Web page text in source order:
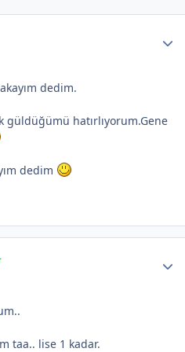
dedim.
güldüğümü hatırlıyorum.Gene
dedim
taa.. lise 1 kadar.